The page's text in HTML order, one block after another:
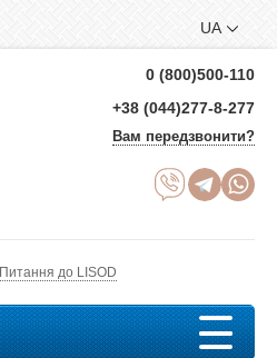
UA
0 (800)500-110
+38 (044)277-8-277
Вам передзвонити?
Питання до LISOD